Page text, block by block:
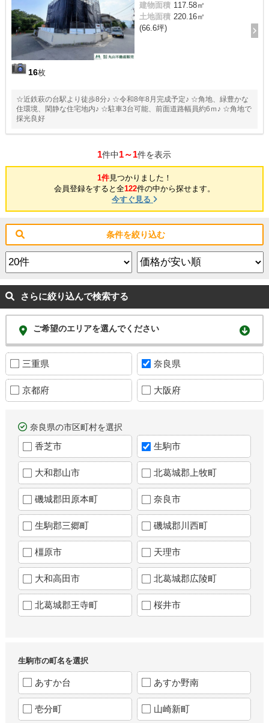
16枚
建物面積 117.58㎡
土地面積 220.16㎡
(66.6坪)
☆近鉄萩の台駅より徒歩8分♪ ☆令和8年8月完成予定♪ ☆角地、緑豊かな
住環境、閑静な住宅地内♪ ☆駐車3台可能、前面道路幅員約6ｍ♪ ☆角地で
採光良好
1件中1～1件を表示
1件見つかりました！
会員登録をすると全122件の中から探せます。
今すぐ見る
条件を絞り込む
さらに絞り込んで検索する
ご希望のエリアを選んでください
三重県 奈良県
京都府 大阪府
奈良県の市区町村を選択
香芝市 生駒市
大和郡山市 北葛城郡上牧町
磯城郡田原本町 奈良市
生駒郡三郷町 磯城郡川西町
橿原市 天理市
大和高田市 北葛城郡広陵町
北葛城郡王寺町 桜井市
生駒市の町名を選択
あすか台 あすか野南
壱分町 山崎新町